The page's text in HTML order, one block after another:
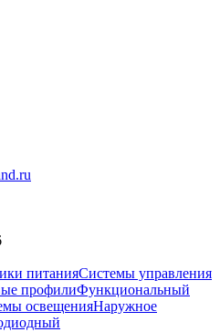
питанияСистемы управления
профилиФункциональный
освещенияНаружное